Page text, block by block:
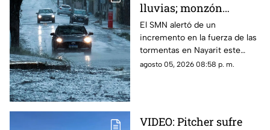
lluvias; monzón
mexicano intensificará
las tormentas en
Nayarit
El SMN alertó de un
incremento en la fuerza de las
tormentas en Nayarit este
jueves 6 de agosto
agosto 05, 2026 08:58 p. m.
VIDEO: Pitcher sufre